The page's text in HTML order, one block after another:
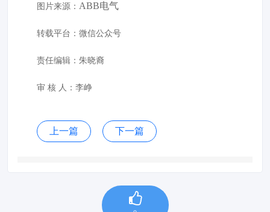
图片来源： ABB电气
转载平台：微信公众号
责任编辑：朱晓裔
审 核 人：李峥
上一篇 下一篇